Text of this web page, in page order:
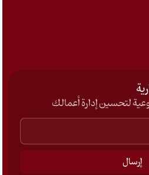
لتحسين إدارة أعمالك
إرسال